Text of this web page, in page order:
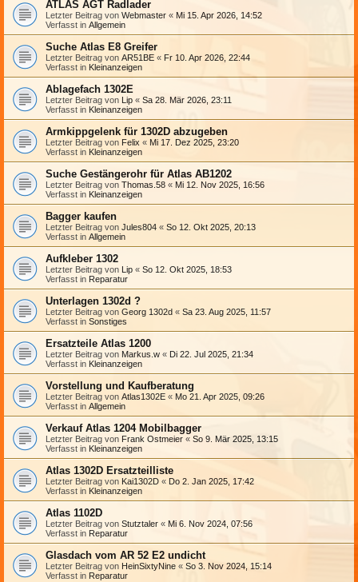
ATLAS AGT Radlader
Letzter Beitrag von Webmaster « Mi 15. Apr 2026, 14:52
Verfasst in Allgemein
Suche Atlas E8 Greifer
Letzter Beitrag von AR51BE « Fr 10. Apr 2026, 22:44
Verfasst in Kleinanzeigen
Ablagefach 1302E
Letzter Beitrag von Lip « Sa 28. Mär 2026, 23:11
Verfasst in Kleinanzeigen
Armkippgelenk für 1302D abzugeben
Letzter Beitrag von Felix « Mi 17. Dez 2025, 23:20
Verfasst in Kleinanzeigen
Suche Gestängerohr für Atlas AB1202
Letzter Beitrag von Thomas.58 « Mi 12. Nov 2025, 16:56
Verfasst in Kleinanzeigen
Bagger kaufen
Letzter Beitrag von Jules804 « So 12. Okt 2025, 20:13
Verfasst in Allgemein
Aufkleber 1302
Letzter Beitrag von Lip « So 12. Okt 2025, 18:53
Verfasst in Reparatur
Unterlagen 1302d ?
Letzter Beitrag von Georg 1302d « Sa 23. Aug 2025, 11:57
Verfasst in Sonstiges
Ersatzteile Atlas 1200
Letzter Beitrag von Markus.w « Di 22. Jul 2025, 21:34
Verfasst in Kleinanzeigen
Vorstellung und Kaufberatung
Letzter Beitrag von Atlas1302E « Mo 21. Apr 2025, 09:26
Verfasst in Allgemein
Verkauf Atlas 1204 Mobilbagger
Letzter Beitrag von Frank Ostmeier « So 9. Mär 2025, 13:15
Verfasst in Kleinanzeigen
Atlas 1302D Ersatzteilliste
Letzter Beitrag von Kai1302D « Do 2. Jan 2025, 17:42
Verfasst in Kleinanzeigen
Atlas 1102D
Letzter Beitrag von Stutztaler « Mi 6. Nov 2024, 07:56
Verfasst in Reparatur
Glasdach vom AR 52 E2 undicht
Letzter Beitrag von HeinSixtyNine « So 3. Nov 2024, 15:14
Verfasst in Reparatur